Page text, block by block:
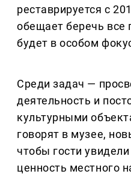
реставрируется с
обещает беречь все
будет в особом
Среди задач —
деятельность и
культурными
говорят в музее,
чтобы гости
ценность местного